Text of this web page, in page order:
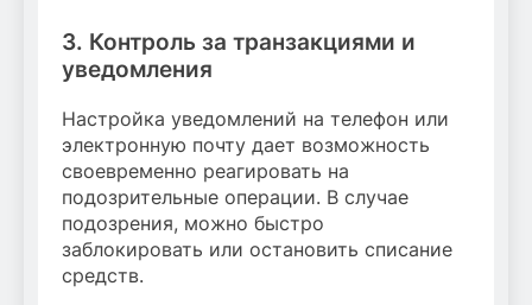
3. Контроль за транзакциями и
уведомления
Настройка уведомлений на телефон или
электронную почту дает возможность
своевременно реагировать на
подозрительные операции. В случае
подозрения, можно быстро
заблокировать или остановить списание
средств.